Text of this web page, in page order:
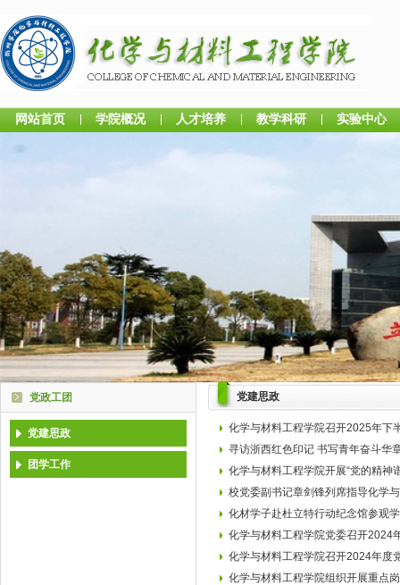
网站首页 学院概况 人才培养 教学科研 实验中心
党政工团
党建思政
团学工作
党建思政
化学与材料工程学院召开2025年下
寻访浙西红色印记 书写青年奋斗
化学与材料工程学院开展“党的精神
校党委副书记章剑锋列席指导化学
化材学子赴杜立特行动纪念馆参观
化学与材料工程学院党委召开2024
化学与材料工程学院召开2024年度
化学与材料工程学院组织开展重点